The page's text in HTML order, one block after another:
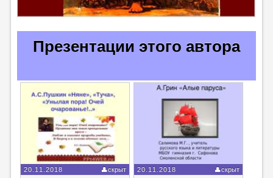
Презентации этого автора
20.11.2018 скрыт 20.11.2018 скрыт